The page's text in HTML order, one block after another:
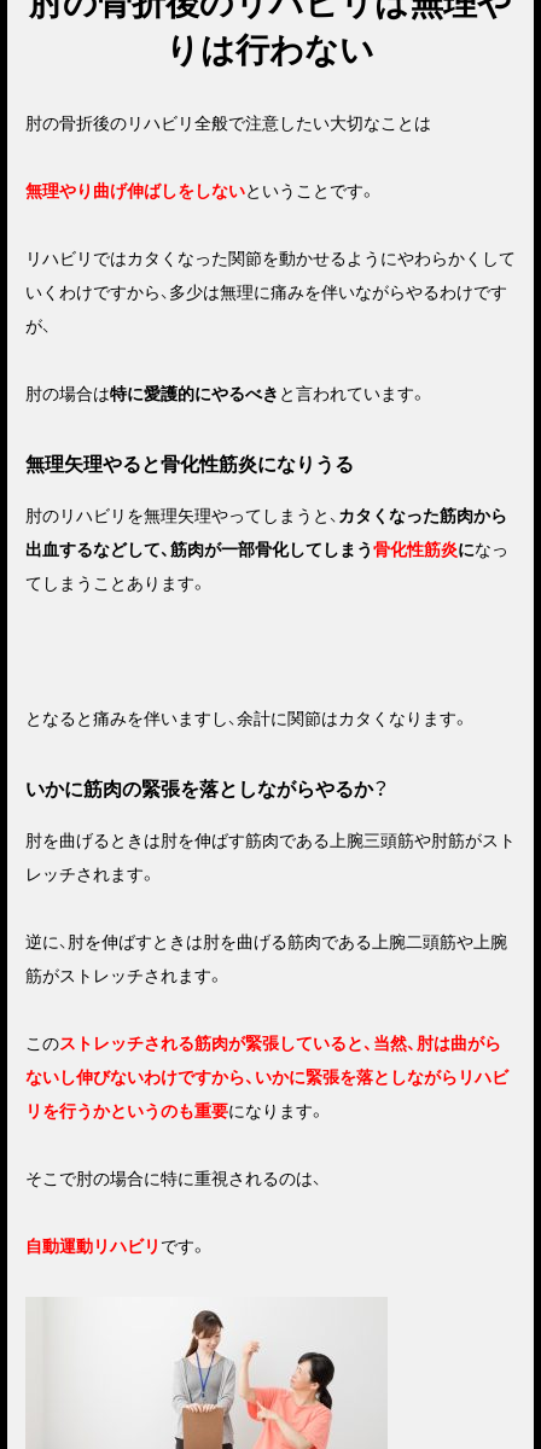
りは行わない
肘の骨折後のリハビリ全般で注意したい大切なことは
無理やり曲げ伸ばしをしないということです。
リハビリではカタくなった関節を動かせるようにやわらかくして
いくわけですから、多少は無理に痛みを伴いながらやるわけです
が、
肘の場合は特に愛護的にやるべき と言われています。
無理矢理やると骨化性筋炎になりうる
肘のリハビリを無理矢理やってしまうと、カタくなった筋肉から
出血するなどして、筋肉が一部骨化してしまう骨化性筋炎になっ
てしまうことあります。
となると痛みを伴いますし、余計に関節はカタくなります。
いかに筋肉の緊張を落としながらやるか？
肘を曲げるときは肘を伸ばす筋肉である上腕三頭筋や肘筋がスト
レッチされます。
逆に、肘を伸ばすときは肘を曲げる筋肉である上腕二頭筋や上腕
筋がストレッチされます。
このストレッチされる筋肉が緊張していると、当然、肘は曲がら
ないし伸びないわけですから、いかに緊張を落としながらリハビ
リを行うかというのも重要になります。
そこで肘の場合に特に重視されるのは、
自動運動リハビリ です。